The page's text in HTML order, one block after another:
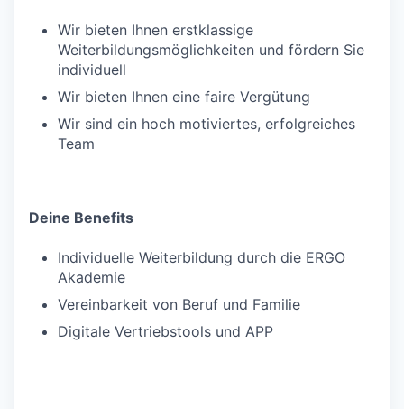
Wir bieten Ihnen erstklassige
Weiterbildungsmöglichkeiten und fördern Sie
individuell
Wir bieten Ihnen eine faire Vergütung
Wir sind ein hoch motiviertes, erfolgreiches
Team
Deine Benefits
Individuelle Weiterbildung durch die ERGO
Akademie
Vereinbarkeit von Beruf und Familie
Digitale Vertriebstools und APP